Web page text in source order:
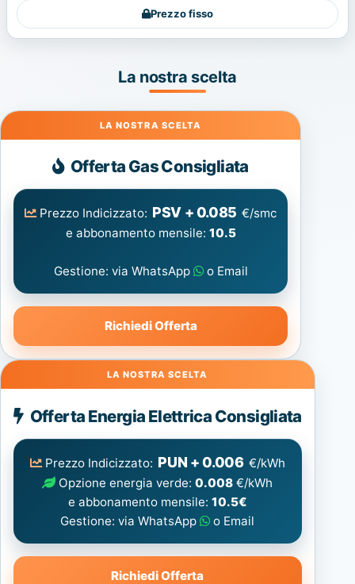
Prezzo fisso
La nostra scelta
Gas
Offerta Gas Consigliata
Prezzo Indicizzato: PSV + 0.085 €/smc
e abbonamento mensile: 10.5
Gestione: via WhatsApp o Email
Richiedi Offerta
Energia
Elettrica
consigliata
Offerta Energia Elettrica Consigliata
Prezzo Indicizzato: PUN + 0.006 €/kWh
Opzione energia verde:0.008 €/kWh
e abbonamento mensile: 10.5€
Gestione: via WhatsApp
o Email
Richiedi Offerta